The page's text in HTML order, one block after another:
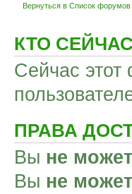
Вернуться в Список форумов
КТО
Сейчас этот
ПРАВА
Вы не
Вы не